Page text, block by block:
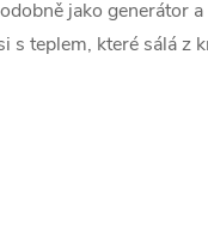
jako generátor a
s teplem, které sálá z